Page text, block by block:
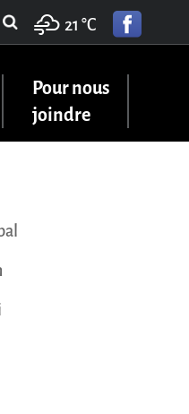
21 °C
Pour nous
joindre